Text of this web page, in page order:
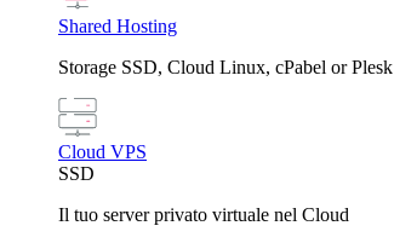
Shared Hosting
Storage SSD, Cloud Linux, cPabel or Plesk
Cloud VPS
SSD
Il tuo server privato virtuale nel Cloud